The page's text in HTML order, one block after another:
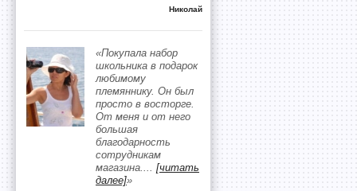
Николай
«Покупала набор
школьника в подарок
любимому
племяннику. Он был
просто в восторге.
От меня и от него
большая
благодарность
сотрудникам
магазина.... [читать
далее]»